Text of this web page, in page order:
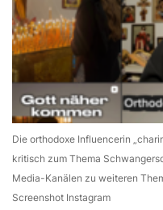
Die orthodoxe Influencerin
kritisch zum Thema
Media-Kanälen zu weiteren
Screenshot Instagram